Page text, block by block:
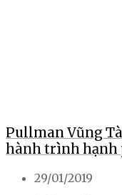
Pullman Vũng
hành trình hạnh
29/01/2019